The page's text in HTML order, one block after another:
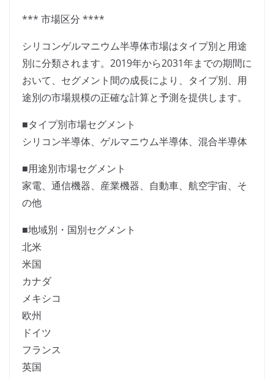
*** 市場区分 ****
シリコンゲルマニウム半導体市場はタイプ別と用途
別に分類されます。2019年から2031年までの期間に
おいて、セグメント間の成長により、タイプ別、用
途別の市場規模の正確な計算と予測を提供します。
■タイプ別市場セグメント
シリコン半導体、ゲルマニウム半導体、混合半導体
■用途別市場セグメント
家電、通信機器、産業機器、自動車、航空宇宙、そ
の他
■地域別・国別セグメント
北米
米国
カナダ
メキシコ
欧州
ドイツ
フランス
英国